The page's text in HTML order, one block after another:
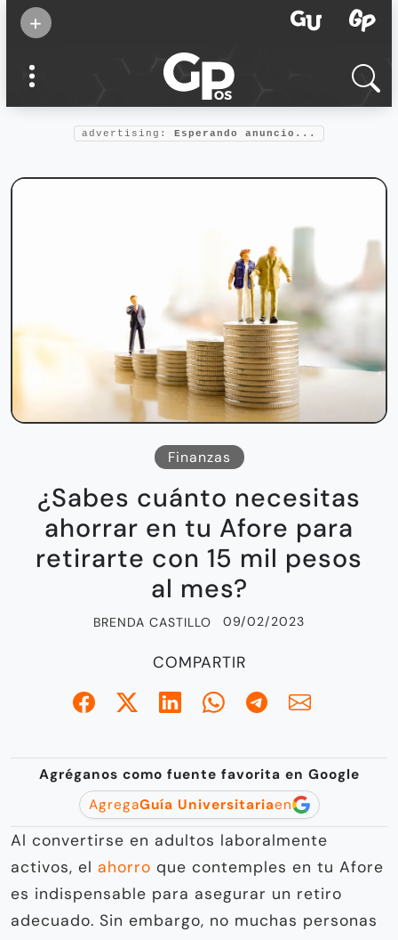
+
confianza
Foro salud
advertising: Esperando anuncio...
Finanzas
¿Sabes cuánto necesitas
ahorrar en tu Afore para
retirarte con 15 mil pesos
al mes?
BRENDA CASTILLO 09/02/2023
COMPARTIR
Agréganos como fuente favorita en Google
AgregaGuía Universitariaen
Al convertirse en adultos laboralmente
activos, el ahorro que contemples en tu Afore
es indispensable para asegurar un retiro
adecuado. Sin embargo, no muchas personas